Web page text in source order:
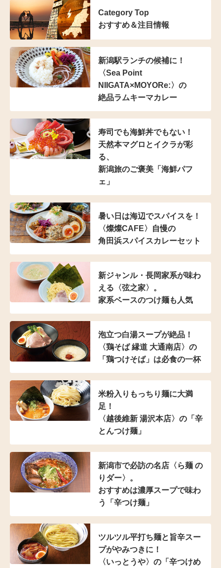
Category Top
おすすめ＆注目情報
新潟駅ランチの候補に！
〈Sea Point
NIIGATA×MOYORe:〉の
絶品ラムキーマカレー
寿司でも海鮮丼でもない！
天然本マグロとイクラが彩
る、
新潟旅のご褒美「海鮮パフ
ェ」
暑い日は海辺でスパイスを！
〈燦燦CAFE〉自慢の
角田浜スパイスカレーセット
新ジャンル・長岡家系が味わ
える〈弦之家〉。
家系ベースのつけ麺も人気
泡立つ白湯スープが絶品！
〈鶏そば 縁道 大通南店〉の
「鶏つけそば」は必食の一杯
米粉入り もっちり麺に大満
足！
〈越後維新 湯沢本店〉の 「辛
とんつけ麺」
新潟市で必訪の名店 〈ら麺 の
りダー〉。
おすすめは濃厚スープで味わ
う「辛つけ麺」
ツルツル平打ち麺と 旨辛スー
プがやみつきに！
〈いっとうや〉の 「辛つけめ